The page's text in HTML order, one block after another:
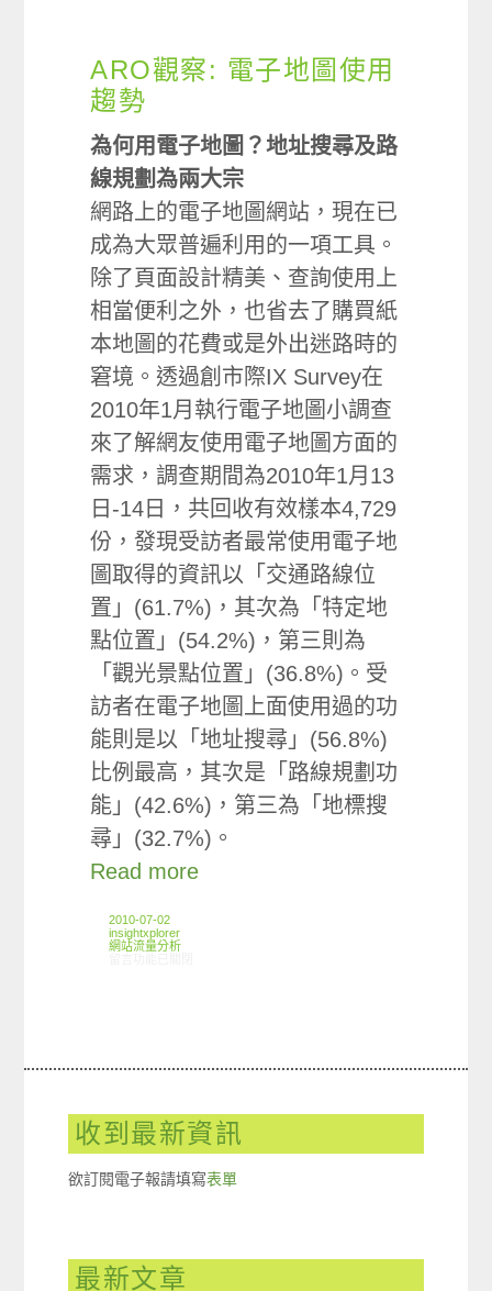
ARO觀察: 電子地圖使用
趨勢
為何用電子地圖？地址搜尋及路
線規劃為兩大宗
網路上的電子地圖網站，現在已
成為大眾普遍利用的一項工具。
除了頁面設計精美、查詢使用上
相當便利之外，也省去了購買紙
本地圖的花費或是外出迷路時的
窘境。透過創市際IX Survey在
2010年1月執行電子地圖小調查
來了解網友使用電子地圖方面的
需求，調查期間為2010年1月13
日-14日，共回收有效樣本4,729
份，發現受訪者最常使用電子地
圖取得的資訊以「交通路線位
置」(61.7%)，其次為「特定地
點位置」(54.2%)，第三則為
「觀光景點位置」(36.8%)。受
訪者在電子地圖上面使用過的功
能則是以「地址搜尋」(56.8%)
比例最高，其次是「路線規劃功
能」(42.6%)，第三為「地標搜
尋」(32.7%)。
Read more
2010-07-02
insightxplorer
網站流量分析
收到最新資訊
欲訂閱電子報請填寫表單
最新文章